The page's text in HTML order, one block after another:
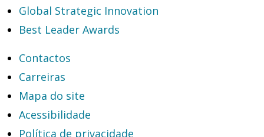
Global Strategic Innovation
Best Leader Awards
Contactos
Carreiras
Mapa do site
Acessibilidade
Política de privacidade